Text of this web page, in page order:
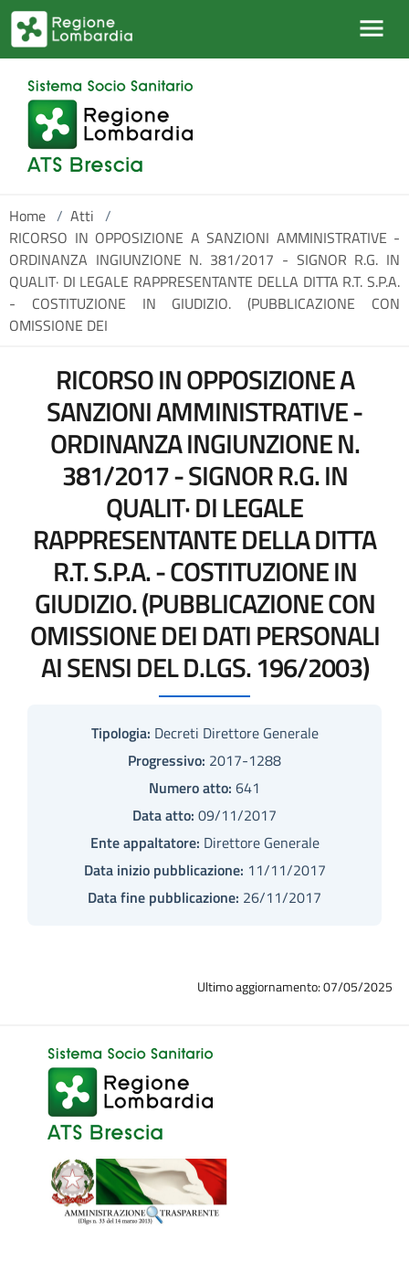
Salta al contenuto principale
Home / Atti /
RICORSO IN OPPOSIZIONE A SANZIONI AMMINISTRATIVE -
ORDINANZA INGIUNZIONE N. 381/2017 - SIGNOR R.G. IN
QUALIT· DI LEGALE RAPPRESENTANTE DELLA DITTA R.T. S.P.A.
- COSTITUZIONE IN GIUDIZIO. (PUBBLICAZIONE CON
OMISSIONE DEI
RICORSO IN OPPOSIZIONE A
SANZIONI AMMINISTRATIVE -
ORDINANZA INGIUNZIONE N.
381/2017 - SIGNOR R.G. IN
QUALIT· DI LEGALE
RAPPRESENTANTE DELLA DITTA
R.T. S.P.A. - COSTITUZIONE IN
GIUDIZIO. (PUBBLICAZIONE CON
OMISSIONE DEI DATI PERSONALI
AI SENSI DEL D.LGS. 196/2003)
Tipologia: Decreti Direttore Generale
Progressivo: 2017-1288
Numero atto: 641
Data atto: 09/11/2017
Ente appaltatore: Direttore Generale
Data inizio pubblicazione: 11/11/2017
Data fine pubblicazione: 26/11/2017
Ultimo aggiornamento: 07/05/2025